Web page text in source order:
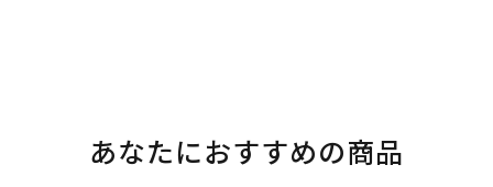
あなたにおすすめの商品